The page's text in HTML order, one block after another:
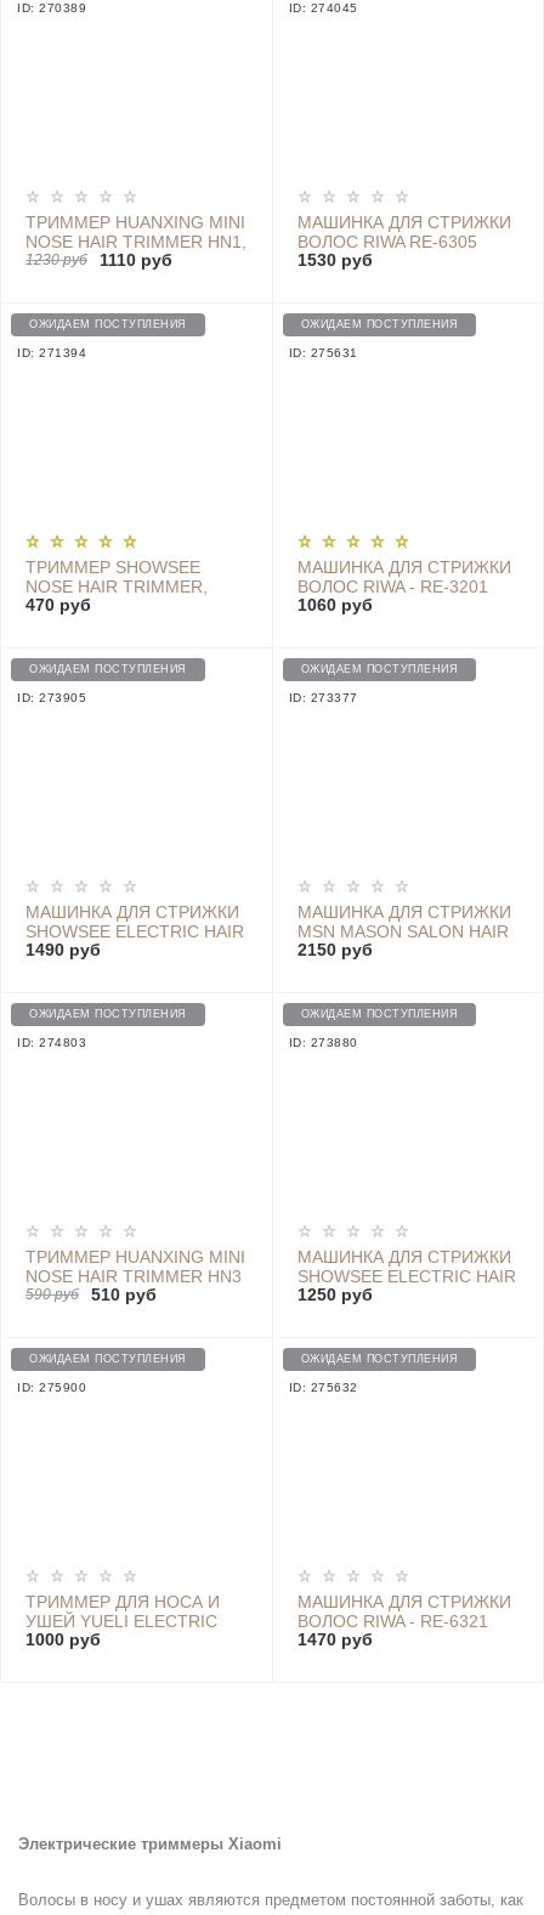
ID: 270389
ТРИММЕР HUANXING MINI
NOSE HAIR TRIMMER HN1,
ЧЕРНЫЙ
1230 руб 1110 руб
ID: 274045
МАШИНКА ДЛЯ СТРИЖКИ
ВОЛОС RIWA RE-6305
GRAY
1530 руб
ОЖИДАЕМ ПОСТУПЛЕНИЯ
ID: 271394
ТРИММЕР SHOWSEE
NOSE HAIR TRIMMER,
BLACK - C1-BK
470 руб
ОЖИДАЕМ ПОСТУПЛЕНИЯ
ID: 275631
МАШИНКА ДЛЯ СТРИЖКИ
ВОЛОС RIWA - RE-3201
1060 руб
ОЖИДАЕМ ПОСТУПЛЕНИЯ
ID: 273905
МАШИНКА ДЛЯ СТРИЖКИ
SHOWSEE ELECTRIC HAIR
CLIPPER C2, WHITE
1490 руб
ОЖИДАЕМ ПОСТУПЛЕНИЯ
ID: 273377
МАШИНКА ДЛЯ СТРИЖКИ
MSN MASON SALON HAIR
CLIPPER - S8 EMERALD
2150 руб
ОЖИДАЕМ ПОСТУПЛЕНИЯ
ID: 274803
ТРИММЕР HUANXING MINI
NOSE HAIR TRIMMER HN3
WHITE
590 руб 510 руб
ОЖИДАЕМ ПОСТУПЛЕНИЯ
ID: 273880
МАШИНКА ДЛЯ СТРИЖКИ
SHOWSEE ELECTRIC HAIR
CLIPPER C2, BLACK
1250 руб
ОЖИДАЕМ ПОСТУПЛЕНИЯ
ID: 275900
ТРИММЕР ДЛЯ НОСА И
УШЕЙ YUELI ELECTRIC
NOSE HAIR TRIMMER -
1000 руб
ОЖИДАЕМ ПОСТУПЛЕНИЯ
ID: 275632
МАШИНКА ДЛЯ СТРИЖКИ
ВОЛОС RIWA - RE-6321
1470 руб
Электрические триммеры Xiaomi
Волосы в носу и ушах являются предметом постоянной заботы, как